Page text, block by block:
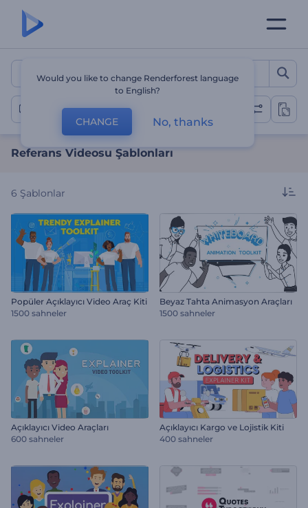
Referans Videosu
Referans Videoları
Referans Videosu Şablonları
6 Şablonlar
Popüler Açıklayıcı Video Araç Kiti
1500 sahneler
Beyaz Tahta Animasyon Araçları
1500 sahneler
Açıklayıcı Video Araçları
600 sahneler
Açıklayıcı Kargo ve Lojistik Kiti
400 sahneler
Would you like to change Renderforest language
to English?
CHANGE No, thanks